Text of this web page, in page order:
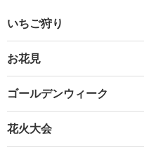
いちご狩り
お花見
ゴールデンウィーク
花火大会